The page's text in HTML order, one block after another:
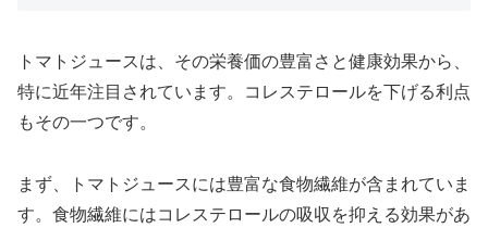
トマトジュースは、その栄養価の豊富さと健康効果から、
特に近年注目されています。コレステロールを下げる利点
もその一つです。
まず、トマトジュースには豊富な食物繊維が含まれていま
す。食物繊維にはコレステロールの吸収を抑える効果があ